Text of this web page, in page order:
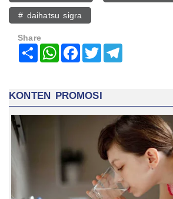
# daihatsu sigra
Share
Share WhatsAppFacebook
Twitter